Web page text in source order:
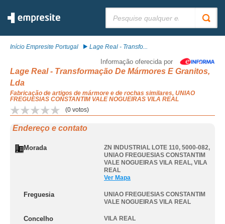
Início Empresite Portugal Lage Real - Transfo...
Informação oferecida por
Lage Real - Transformação De Mármores E Granitos,
Lda
Fabricação de artigos de mármore e de rochas similares, UNIAO
FREGUESIAS CONSTANTIM VALE NOGUEIRAS VILA REAL
(0 votos)
Endereço e contato
Morada ZN INDUSTRIAL LOTE 110, 5000-082,
UNIAO FREGUESIAS CONSTANTIM
VALE NOGUEIRAS VILA REAL, VILA
REAL
Ver Mapa
Freguesia
UNIAO FREGUESIAS CONSTANTIM
VALE NOGUEIRAS VILA REAL
Concelho VILA REAL